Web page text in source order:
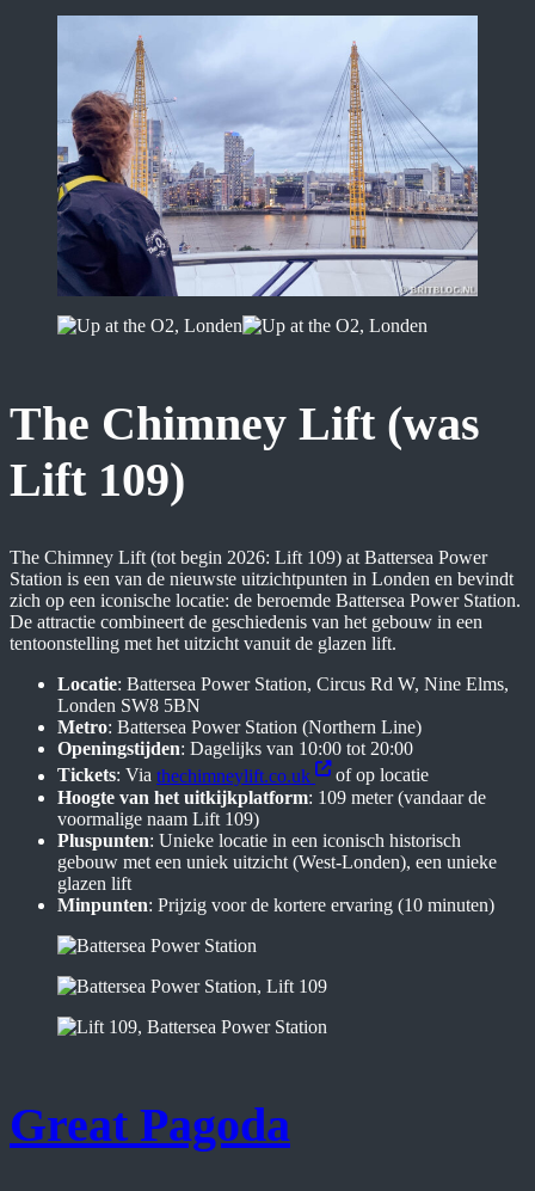
The Chimney Lift (was
Lift 109)
The Chimney Lift (tot begin 2026: Lift 109) at Battersea Power
Station is een van de nieuwste uitzichtpunten in Londen en bevindt
zich op een iconische locatie: de beroemde Battersea Power Station.
De attractie combineert de geschiedenis van het gebouw in een
tentoonstelling met het uitzicht vanuit de glazen lift.
Locatie: Battersea Power Station, Circus Rd W, Nine Elms,
Londen SW8 5BN
Metro: Battersea Power Station (Northern Line)
Openingstijden: Dagelijks van 10:00 tot 20:00
Tickets: Via thechimneylift.co.uk
of op locatie
Hoogte van het uitkijkplatform: 109 meter (vandaar de
voormalige naam Lift 109)
Pluspunten: Unieke locatie in een iconisch historisch
gebouw met een uniek uitzicht (West-Londen), een unieke
glazen lift
Minpunten: Prijzig voor de kortere ervaring (10 minuten)
Great Pagoda